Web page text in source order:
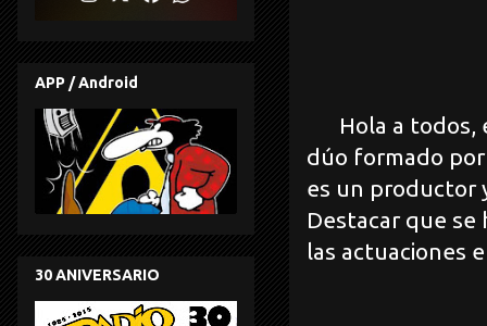
Hola a todos,
dúo formado por
es un productor
Destacar que se
las actuaciones
APP / Android
30 ANIVERSARIO